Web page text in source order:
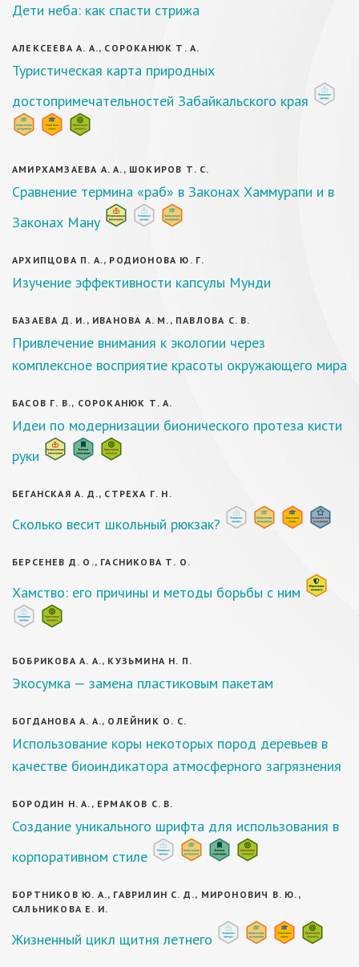
Дети неба: как спасти стрижа
АЛЕКСЕЕВА А. А., СОРОКАНЮК Т. А.
Туристическая карта природных
достопримечательностей Забайкальского края
АМИРХАМЗАЕВА А. А., ШОКИРОВ Т. С.
Сравнение термина «раб» в Законах Хаммурапи и в
Законах Ману
АРХИПЦОВА П. А., РОДИОНОВА Ю. Г.
Изучение эффективности капсулы Мунди
БАЗАЕВА Д. И., ИВАНОВА А. М., ПАВЛОВА С. В.
Привлечение внимания к экологии через
комплексное восприятие красоты окружающего мира
БАСОВ Г. В., СОРОКАНЮК Т. А.
Идеи по модернизации бионического протеза кисти
руки
БЕГАНСКАЯ А. Д., СТРЕХА Г. Н.
Сколько весит школьный рюкзак?
БЕРСЕНЕВ Д. О., ГАСНИКОВА Т. О.
Хамство: его причины и методы борьбы с ним
БОБРИКОВА А. А., КУЗЬМИНА Н. П.
Экосумка — замена пластиковым пакетам
БОГДАНОВА А. А., ОЛЕЙНИК О. С.
Использование коры некоторых пород деревьев в
качестве биоиндикатора атмосферного загрязнения
БОРОДИН Н. А., ЕРМАКОВ С. В.
Создание уникального шрифта для использования в
корпоративном стиле
БОРТНИКОВ Ю. А., ГАВРИЛИН С. Д., МИРОНОВИЧ В. Ю.,
САЛЬНИКОВА Е. И.
Жизненный цикл щитня летнего